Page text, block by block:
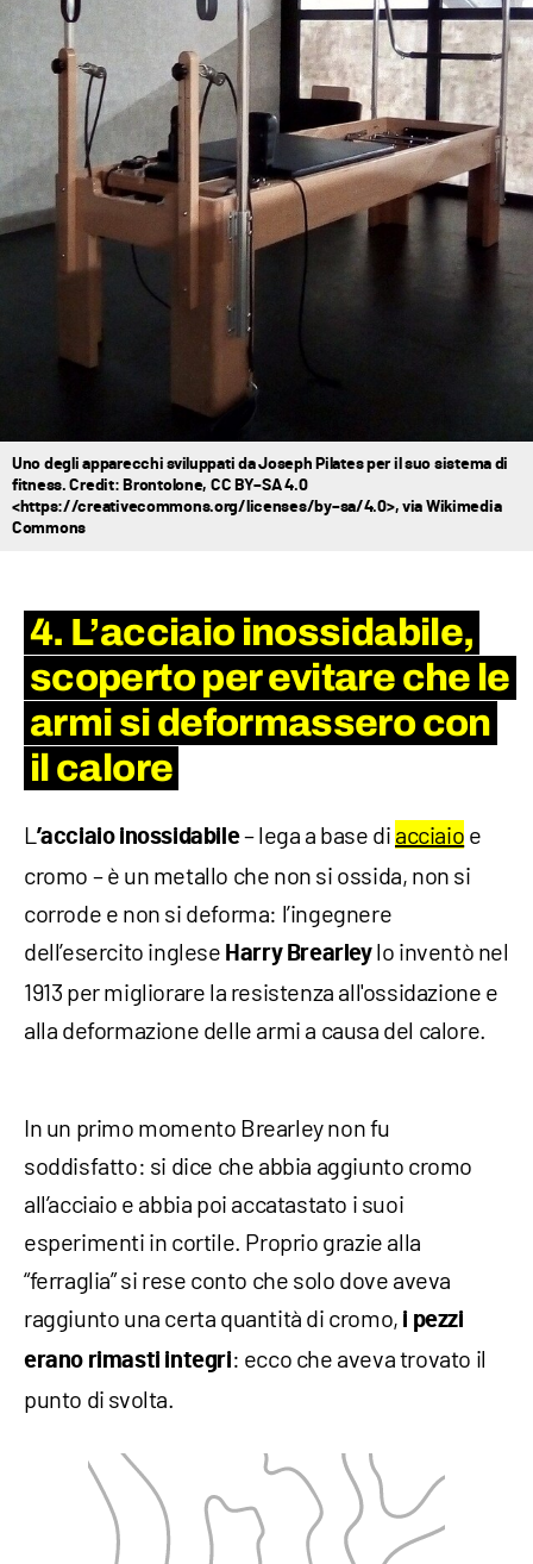
Uno degli apparecchi sviluppati da Joseph Pilates per il suo sistema di
fitness. Credit: Brontolone, CC BY–SA 4.0
<https://creativecommons.org/licenses/by–sa/4.0>, via Wikimedia
Commons
4. L’acciaio inossidabile,
scoperto per evitare che le
armi si deformassero con
il calore
L’acciaio inossidabile– lega a base di acciaio e
cromo – è un metallo che non si ossida, non si
corrode e non si deforma: l’ingegnere
dell’esercito inglese Harry Brearleylo inventò nel
1913 per migliorare la resistenza all'ossidazione e
alla deformazione delle armi a causa del calore.
In un primo momento Brearley non fu
soddisfatto: si dice che abbia aggiunto cromo
all’acciaio e abbia poi accatastato i suoi
esperimenti in cortile. Proprio grazie alla
“ferraglia” si rese conto che solo dove aveva
raggiunto una certa quantità di cromo, i pezzi
erano rimasti integri: ecco che aveva trovato il
punto di svolta.